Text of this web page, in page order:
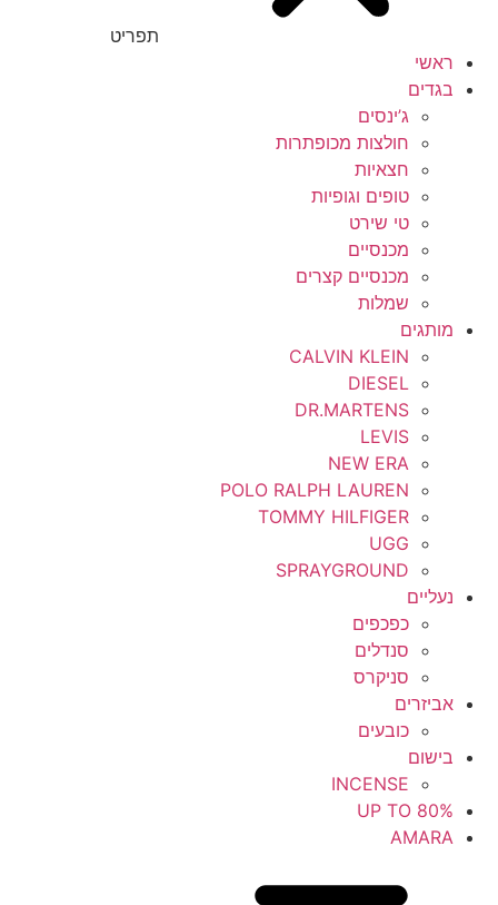
תפריט
ראשי
בגדים
ג’ינסים
חולצות מכופתרות
חצאיות
טופים וגופיות
טי שירט
מכנסיים
מכנסיים קצרים
שמלות
מותגים
CALVIN KLEIN
DIESEL
DR.MARTENS
LEVIS
NEW ERA
POLO RALPH LAUREN
TOMMY HILFIGER
UGG
SPRAYGROUND
נעליים
כפכפים
סנדלים
סניקרס
אביזרים
כובעים
בישום
INCENSE
UP TO 80%
AMARA